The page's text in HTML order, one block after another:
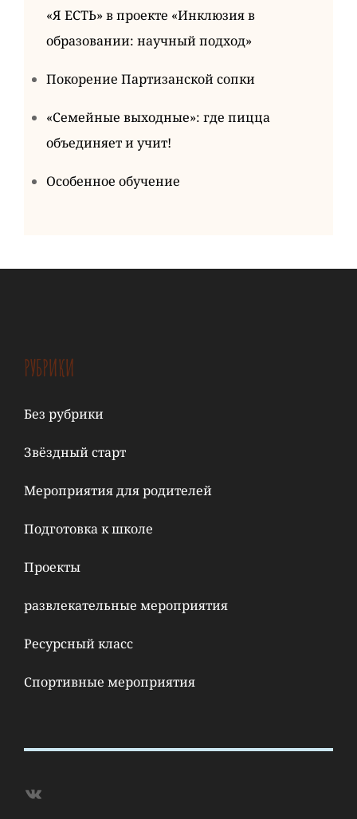
«Я ЕСТЬ» в проекте «Инклюзия в
образовании: научный подход»
Покорение Партизанской сопки
«Семейные выходные»: где пицца
объединяет и учит!
Особенное обучение
РУБРИКИ
Без рубрики
Звёздный старт
Мероприятия для родителей
Подготовка к школе
Проекты
развлекательные мероприятия
Ресурсный класс
Спортивные мероприятия
ВКонтакте